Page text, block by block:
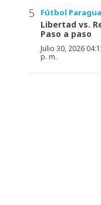
Fútbol
Libertad vs.
Paso a paso
Julio 30, 2026
p. m.